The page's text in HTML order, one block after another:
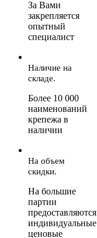
За Вами
закрепляется
опытный
специалист
Наличие на
складе.
Более 10 000
наименований
крепежа в
наличии
На объем
скидки.
На большие
партии
предоставляются
индивидуальные
ценовые